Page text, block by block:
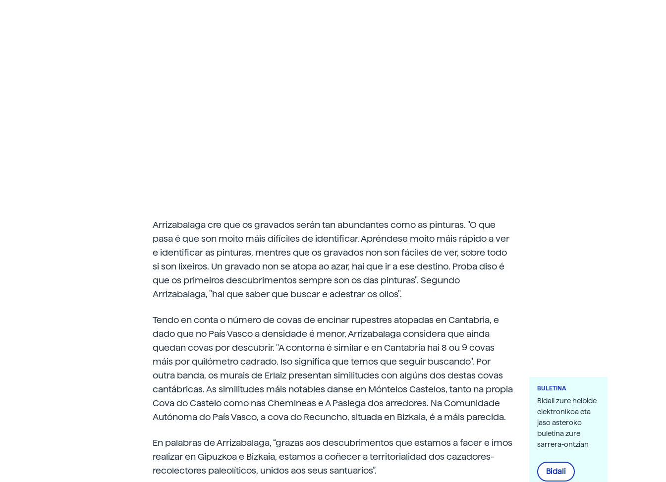
Arrizabalaga cre que os gravados serán tan abundantes como as pinturas. "O que
pasa é que son moito máis difíciles de identificar. Apréndese moito máis rápido a ver
e identificar as pinturas, mentres que os gravados non son fáciles de ver, sobre todo
si son lixeiros. Un gravado non se atopa ao azar, hai que ir a ese destino. Proba diso é
que os primeiros descubrimentos sempre son os das pinturas". Segundo
Arrizabalaga, "hai que saber que buscar e adestrar os ollos".
Tendo en conta o número de covas de encinar rupestres atopadas en Cantabria, e
dado que no País Vasco a densidade é menor, Arrizabalaga considera que aínda
quedan covas por descubrir. "A contorna é similar e en Cantabria hai 8 ou 9 covas
máis por quilómetro cadrado. Iso significa que temos que seguir buscando". Por
outra banda, os murais de Erlaiz presentan similitudes con algúns dos destas covas
cantábricas. As similitudes máis notables danse en Móntelos Castelos, tanto na propia
Cova do Castelo como nas Chemineas e A Pasiega dos arredores. Na Comunidade
Autónoma do País Vasco, a cova do Recuncho, situada en Bizkaia, é a máis parecida.
En palabras de Arrizabalaga, “grazas aos descubrimentos que estamos a facer e imos
realizar en Gipuzkoa e Bizkaia, estamos a coñecer a territorialidad dos cazadores-
recolectores paleolíticos, unidos aos seus santuarios”.
BULETINA
Bidali zure helbide
elektronikoa eta
jaso asteroko
buletina zure
sarrera-ontzian
Bidali